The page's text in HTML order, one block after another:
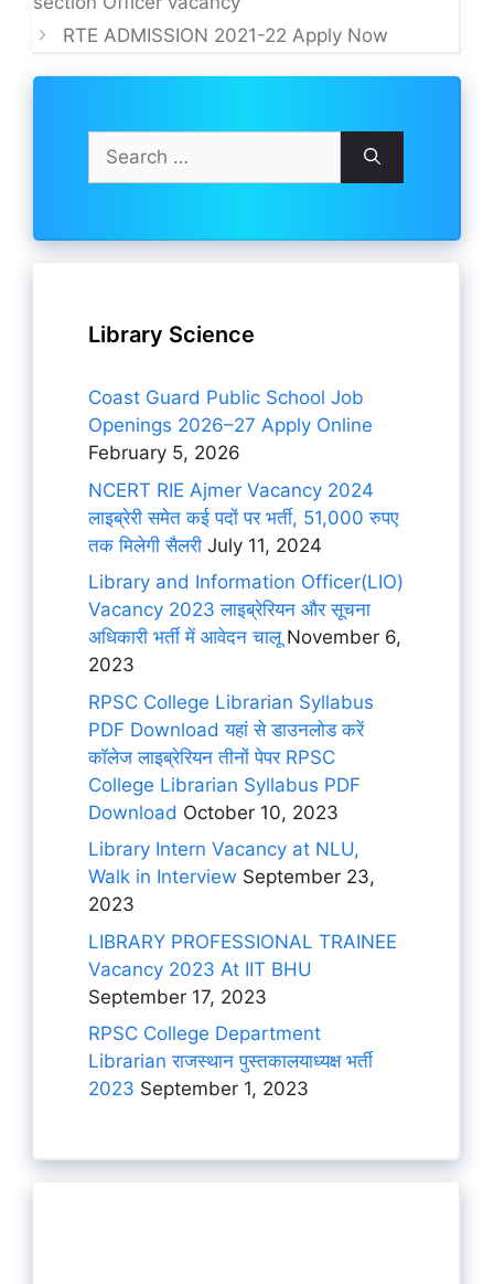
RTE ADMISSION 2021-22 Apply Now
Search
for:
Library Science
Coast Guard Public School Job
Openings 2026–27 Apply Online
February 5, 2026
NCERT RIE Ajmer Vacancy 2024
लाइब्रेरी समेत कई पदों पर भर्ती, 51,000 रुपए
तक मिलेगी सैलरी July 11, 2024
Library and Information Officer(LIO)
Vacancy 2023 लाइब्रेरियन और सूचना
अधिकारी भर्ती में आवेदन चालूNovember 6,
2023
RPSC College Librarian Syllabus
PDF Download यहां से डाउनलोड करें
कॉलेज लाइब्रेरियन तीनों पेपर RPSC
College Librarian Syllabus PDF
Download October 10, 2023
Library Intern Vacancy at NLU,
Walk in Interview September 23,
2023
LIBRARY PROFESSIONAL TRAINEE
Vacancy 2023 At IIT BHU
September 17, 2023
RPSC College Department
Librarian राजस्थान पुस्तकालयाध्यक्ष भर्ती
2023 September 1, 2023